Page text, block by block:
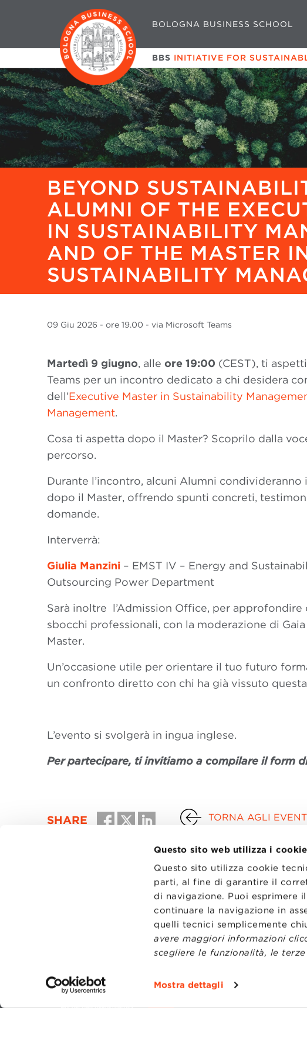
Questo sito web utilizza i cookie
Questo sito utilizza cookie
parti, al fine di garantire il
di navigazione. Puoi esprimere
continuare la navigazione in
quelli tecnici semplicemente
avere maggiori informazioni
scegliere le funzionalità, le
Mostra dettagli
BOLOGNA BUSINESS SCHOOL
BBS INITIATIVE FOR
BEYOND
ALUMNI OF THE
IN SUSTAINABILITY
AND OF THE MASTER
SUSTAINABILITY
09 Giu 2026 - ore 19.00 - via Microsoft Teams
Martedì 9 giugno, alle ore 19:00 (CEST), ti
Teams per un incontro dedicato a chi desidera
dell’Executive Master in Sustainability
Management.
Cosa ti aspetta dopo il Master? Scoprilo dalla
percorso.
Durante l’incontro, alcuni Alumni
dopo il Master, offrendo spunti concreti,
domande.
Interverrà:
Giulia Manzini – EMST IV – Energy and
Outsourcing Power Department
Sarà inoltre l’Admission Office, per
sbocchi professionali, con la moderazione di
Master.
Un’occasione utile per orientare il tuo futuro
un confronto diretto con chi ha già vissuto
L’evento si svolgerà in ingua inglese.
Per partecipare, ti invitiamo a compilare il form
SHARE TORNA AGLI
TRASPARENZA
PRIVACY